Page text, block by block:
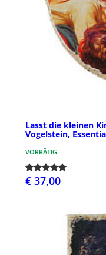
Lasst die kleinen
Vogelstein,
VORRÄTIG
€ 37,00